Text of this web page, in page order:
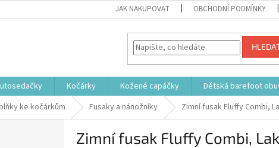
JAK NAKUPOVAT OBCHODNÍ PODMÍNKY
Kočárky Kožené capáčky Dětská barefoot
ke kočárkům Fusaky a nánožníky Zimní fusak Fluffy Combi,
Zimní fusak Fluffy Combi,